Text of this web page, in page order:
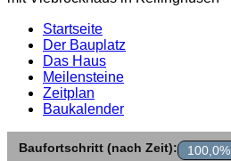
Startseite
Der Bauplatz
Das Haus
Meilensteine
Zeitplan
Baukalender
Baufortschritt (nach Zeit): 100,0%